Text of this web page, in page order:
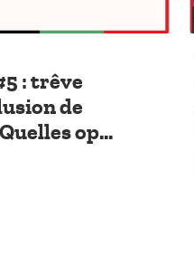
: trêve
de
op...